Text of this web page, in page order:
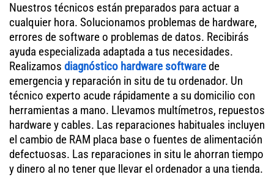
Nuestros técnicos están preparados para actuar a
cualquier hora. Solucionamos problemas de hardware,
errores de software o problemas de datos. Recibirás
ayuda especializada adaptada a tus necesidades.
Realizamos diagnóstico hardware softwarede
emergencia y reparación in situ de tu ordenador. Un
técnico experto acude rápidamente a su domicilio con
herramientas a mano. Llevamos multímetros, repuestos
hardware y cables. Las reparaciones habituales incluyen
el cambio de RAM placa base o fuentes de alimentación
defectuosas. Las reparaciones in situ le ahorran tiempo
y dinero al no tener que llevar el ordenador a una tienda.